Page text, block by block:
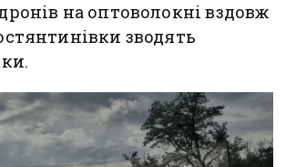
на оптоволокні вздовж
зводять